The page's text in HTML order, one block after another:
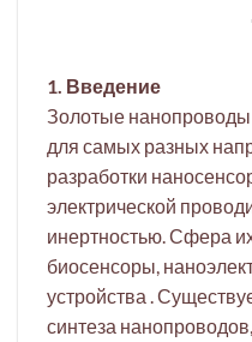
1. Введение
Золотые
для самых разных
разработки
электрической
инертностью. Сфера
биосенсоры,
устройства .
синтеза